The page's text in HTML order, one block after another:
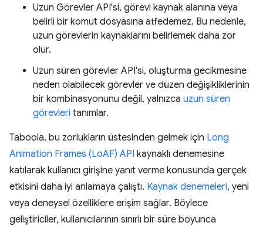
Uzun Görevler API'si, görevi kaynak alanına veya
belirli bir komut dosyasına atfedemez. Bu nedenle,
uzun görevlerin kaynaklarını belirlemek daha zor
olur.
Uzun süren görevler API'si, oluşturma gecikmesine
neden olabilecek görevler ve düzen değişikliklerinin
bir kombinasyonunu değil, yalnızca uzun süren
görevleri tanımlar.
Taboola, bu zorlukların üstesinden gelmek için Long
Animation Frames (LoAF) API kaynaklı denemesine
katılarak kullanıcı girişine yanıt verme konusunda gerçek
etkisini daha iyi anlamaya çalıştı. Kaynak denemeleri, yeni
veya deneysel özelliklere erişim sağlar. Böylece
geliştiriciler, kullanıcılarının sınırlı bir süre boyunca